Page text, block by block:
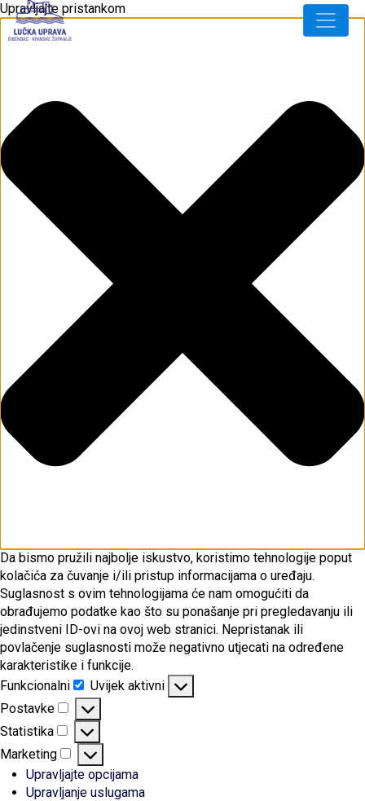
Upravljajte pristankom
Da bismo pružili najbolje iskustvo, koristimo tehnologije poput
kolačića za čuvanje i/ili pristup informacijama o uređaju.
Suglasnost s ovim tehnologijama će nam omogućiti da
obrađujemo podatke kao što su ponašanje pri pregledavanju ili
jedinstveni ID-ovi na ovoj web stranici. Nepristanak ili
povlačenje suglasnosti može negativno utjecati na određene
karakteristike i funkcije.
Funkcionalni
Funkcionalni
Uvijek aktivni
Postavke
Postavke
Statistika
Statistika
Marketing
Marketing
Upravljajte opcijama
Upravljanje uslugama